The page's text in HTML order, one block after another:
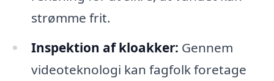
strømme frit.
Inspektion af kloakker: Gennem
videoteknologi kan fagfolk foretage